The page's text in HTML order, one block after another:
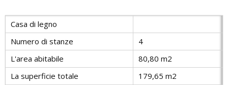
Casa di legno
Numero di stanze
4
L'area abitabile
80,80 m2
La superficie totale
179,65 m2